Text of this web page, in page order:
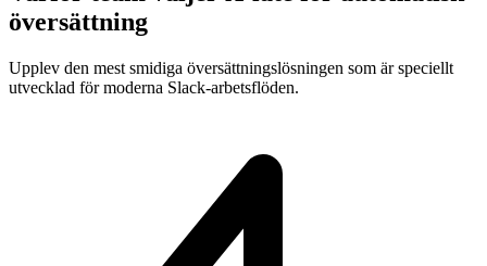
översättning
Upplev den mest smidiga översättningslösningen som är speciellt
utvecklad för moderna Slack-arbetsflöden.